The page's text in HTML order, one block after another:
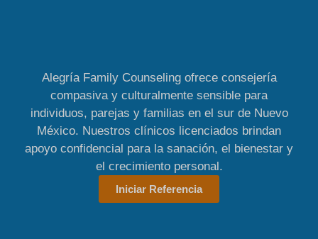
Alegría Family Counseling ofrece consejería
compasiva y culturalmente sensible para
individuos, parejas y familias en el sur de Nuevo
México. Nuestros clínicos licenciados brindan
apoyo confidencial para la sanación, el bienestar y
el crecimiento personal.
Iniciar Referencia